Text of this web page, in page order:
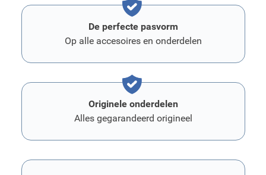
De perfecte pasvorm
Op alle accesoires en onderdelen
Originele onderdelen
Alles gegarandeerd origineel